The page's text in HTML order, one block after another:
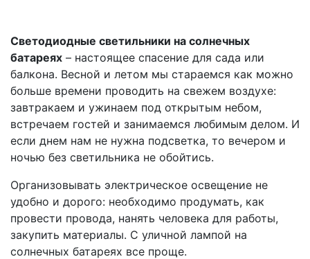
Светодиодные светильники на солнечных
батареях – настоящее спасение для сада или
балкона. Весной и летом мы стараемся как можно
больше времени проводить на свежем воздухе:
завтракаем и ужинаем под открытым небом,
встречаем гостей и занимаемся любимым делом. И
если днем нам не нужна подсветка, то вечером и
ночью без светильника не обойтись.
Организовывать электрическое освещение не
удобно и дорого: необходимо продумать, как
провести провода, нанять человека для работы,
закупить материалы. С уличной лампой на
солнечных батареях все проще.